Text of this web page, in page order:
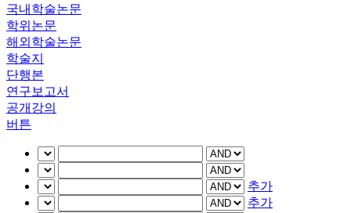
국내학술논문
학위논문
해외학술논문
학술지
단행본
연구보고서
공개강의
버튼
추가
추가